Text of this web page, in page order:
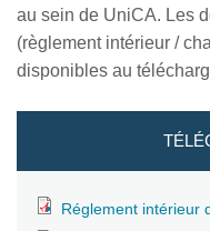
au sein de UniCA. Les
(règlement intérieur /
disponibles au
Réglement intérieur